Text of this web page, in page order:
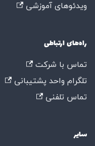
ویدئوهای آموزشی
راه‌های ارتباطی
تماس با شرکت
تلگرام واحد پشتیبانی
تماس تلفنی
سایر